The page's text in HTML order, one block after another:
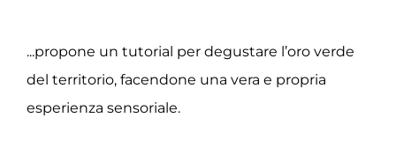
...propone un tutorial per degustare l’oro verde
del territorio, facendone una vera e propria
esperienza sensoriale.